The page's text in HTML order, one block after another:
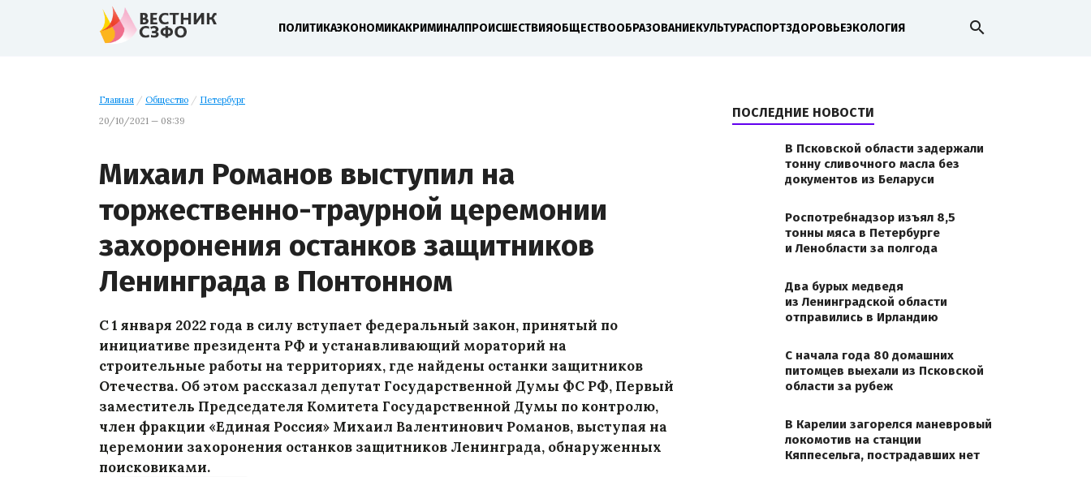
ПОЛИТИКАЭКОНОМИКАКРИМИНАЛПРОИСШЕСТВИЯОБЩЕСТВООБРАЗОВАНИЕКУЛЬТУРАСПОРТЗДОРОВЬЕЭКОЛОГИЯ search
Главная / Общество / Петербург
20/10/2021 — 08:39
Михаил Романов выступил на
торжественно-траурной церемонии
захоронения останков защитников
Ленинграда в Понтонном
С 1 января 2022 года в силу вступает федеральный закон, принятый по
инициативе президента РФ и устанавливающий мораторий на
строительные работы на территориях, где найдены останки защитников
Отечества. Об этом рассказал депутат Государственной Думы ФС РФ, Первый
заместитель Председателя Комитета Государственной Думы по контролю,
член фракции «Единая Россия» Михаил Валентинович Романов, выступая на
церемонии захоронения останков защитников Ленинграда, обнаруженных
поисковиками.
ПОСЛЕДНИЕ НОВОСТИ
В Псковской области задержали
тонну сливочного масла без
документов из Беларуси
Роспотребнадзор изъял 8,5
тонны мяса в Петербурге
и Ленобласти за полгода
Два бурых медведя
из Ленинградской области
отправились в Ирландию
С начала года 80 домашних
питомцев выехали из Псковской
области за рубеж
В Карелии загорелся маневровый
локомотив на станции
Кяппесельга, пострадавших нет